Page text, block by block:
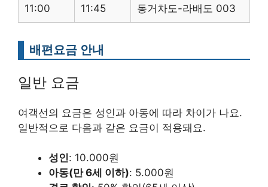
11:00 11:45 동거차도-라배도 003
배편요금 안내
일반 요금
여객선의 요금은 성인과 아동에 따라 차이가 나요.
일반적으로 다음과 같은 요금이 적용돼요.
성인: 10.000원
아동(만 6세 이하): 5.000원